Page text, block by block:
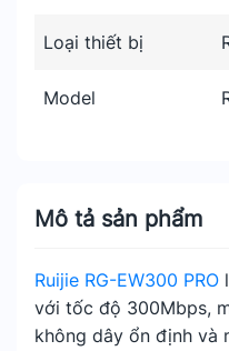
Mô tả sản phẩm
Ruijie RG-EW300 PRO
với tốc độ 300Mbps,
không dây ổn định và
Loại thiết bị
Model